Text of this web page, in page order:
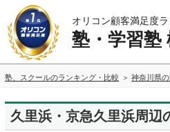
オリコン顧客満足度
塾・学習塾
塾、スクールのランキング・比較 神奈川県
久里浜・京急久里浜周辺